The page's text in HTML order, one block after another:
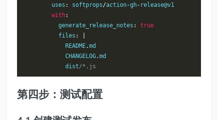
        uses
: softprops/action-gh- release@v1
with:
          generate_release_notes
:
true
          files
:
            README
.md
            CHANGELOG
.md
            dist
/*.js
第四步：测试配置